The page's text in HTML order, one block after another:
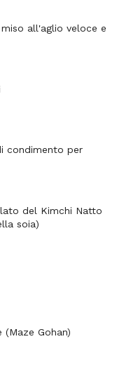
all'aglio veloce e
condimento per
del Kimchi Natto
soia)
(Maze Gohan)